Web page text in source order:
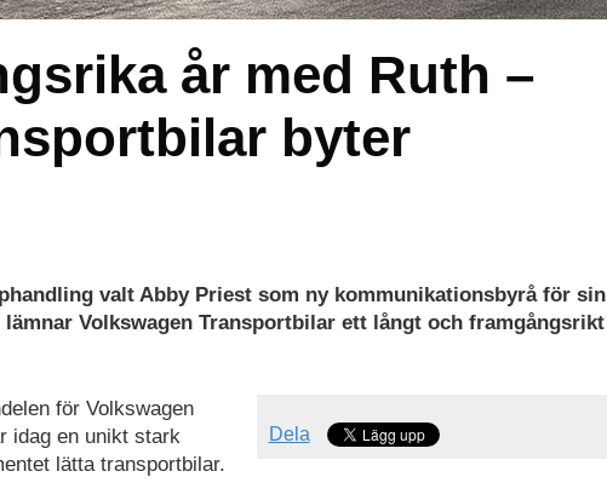
år med Ruth –
byter
valt Abby Priest som ny kommunikationsbyrå för sin
Volkswagen Transportbilar ett långt och framgångsrikt
Dela
för Volkswagen
idag en unikt stark
lätta transportbilar.